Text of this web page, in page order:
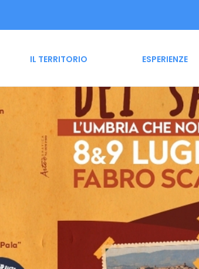
IL TERRITORIO ESPERIENZE